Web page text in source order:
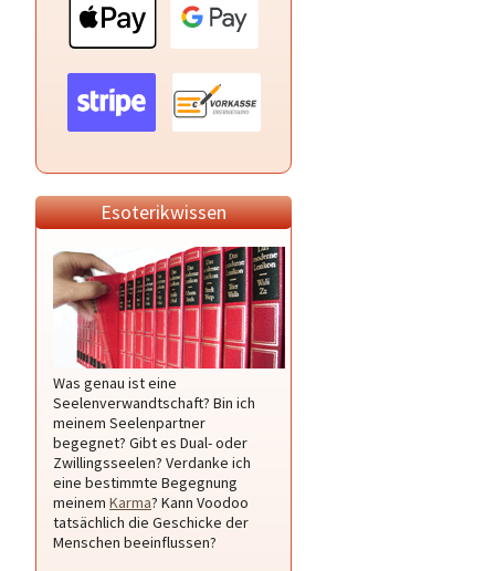
Esoterikwissen
Was genau ist eine
Seelenverwandtschaft? Bin ich
meinem Seelenpartner
begegnet? Gibt es Dual- oder
Zwillingsseelen? Verdanke ich
eine bestimmte Begegnung
meinem Karma? Kann Voodoo
tatsächlich die Geschicke der
Menschen beeinflussen?